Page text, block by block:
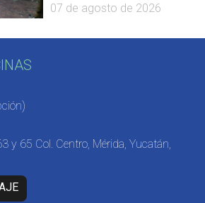
07 de agosto de 2026
y 65 Col. Centro, Mérida, Yucatán,